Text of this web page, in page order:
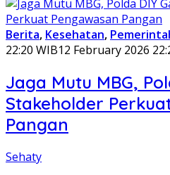
Berita, Kesehatan,
22:20 WIB12 February 2026
Jaga Mutu MBG,
Stakeholder
Pangan
Sehaty